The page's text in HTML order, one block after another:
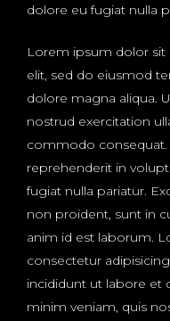
dolore eu fugiat nulla
Lorem ipsum dolor sit
elit, sed do eiusmod
dolore magna aliqua.
nostrud exercitation
commodo consequat.
reprehenderit in
fugiat nulla pariatur.
non proident, sunt in
anim id est laborum.
consectetur
incididunt ut labore et
minim veniam, quis